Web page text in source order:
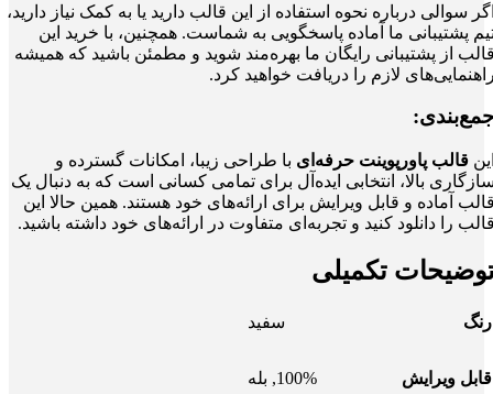
سوالی درباره نحوه استفاده از این قالب دارید یا به کمک نیاز دارید،
پشتیبانی ما آماده پاسخگویی به شماست. همچنین، با خرید این
از پشتیبانی رایگان ما بهره‌مند شوید و مطمئن باشید که همیشه
لازم را دریافت خواهید کرد.
قالب پاورپوینت حرفه‌ای با طراحی زیبا، امکانات گسترده و
بالا، انتخابی ایده‌آل برای تمامی کسانی است که به دنبال یک
آماده و قابل ویرایش برای ارائه‌های خود هستند. همین حالا این
را دانلود کنید و تجربه‌ای متفاوت در ارائه‌های خود داشته باشید.
تکمیلی
رنگ سفید
قابل ویرایش 100%
, بله